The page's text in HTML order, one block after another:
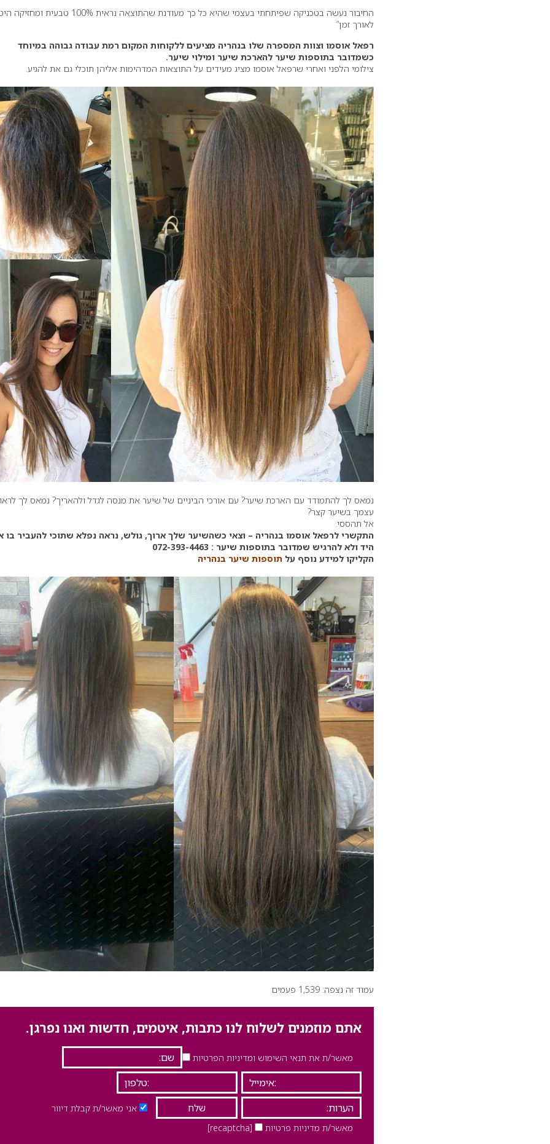
החיבור נעשה בטכניקה שפיתחתי בעצמי שהיא כל כך מעודנת שהתוצאה נראית 100% טבעית
לאורך זמן”
רפאל אוסמו וצוות המספרה שלו בנהריה מציעים ללקוחות המקום רמת עבודה גבוהה במיוחד
כשמדובר בתוספות שיער להארכת שיער ומילוי שיער.
צילומי הלפני ואחרי שרפאל אוסמו מציג מעידים על התוצאות המדהימות אליהן תוכלי גם את להגיע.
נמאס לך להתמודד עם הארכת שיער? עם אורכי הביניים של שיער את מנסה לגדל ולהאריך? נמאס לך
עצמך בשיער קצר?
אל תהססי.
התקשרי לרפאל אוסמו בנהריה – וצאי כשהשיער שלך ארוך, גולש, נראה נפלא שתוכי להעביר בו
היד ולא להרגיש שמדובר בתוספות שיער : 072-393-4463
הקליקו למידע נוסף על תוספות שיער בנהריה
עמוד זה נצפה: 1,539 פעמים
אתם מוזמנים לשלוח לנו כתבות, איטמים, חדשות ואנו נפרגן.
מאשר/ת את תנאי השימוש ומדיניות הפרטיות
אני מאשר/ת קבלת דיוור
מאשר/ת מדיניות פרטיות
[recaptcha]